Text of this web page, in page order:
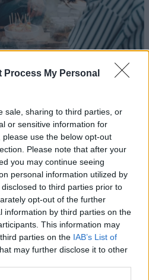
Process My Personal
sale, sharing to third parties, or
or sensitive information for
use the below opt-out
Please note that after your
you may continue seeing
personal information utilized by
to third parties prior to
opt-out of the further
information by third parties on the
This information may
parties on the IAB’s List of
may further disclose it to other
Αυτές οι τροφές,
αλλά καλό είναι να τις
σας